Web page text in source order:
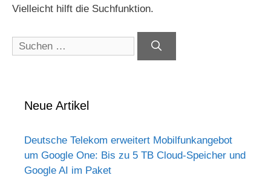
Vielleicht hilft die Suchfunktion.
Suchen
nach:
Neue Artikel
Deutsche Telekom erweitert Mobilfunkangebot
um Google One: Bis zu 5 TB Cloud-Speicher und
Google AI im Paket